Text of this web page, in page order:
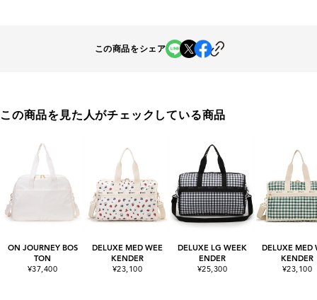
この商品をシェア
この商品を見た人がチェックしている商品
ON JOURNEY BOS
TON
¥37,400
DELUXE MED WEE
KENDER
¥23,100
DELUXE LG WEEK
ENDER
¥25,300
DELUXE MED
KENDER
¥23,100